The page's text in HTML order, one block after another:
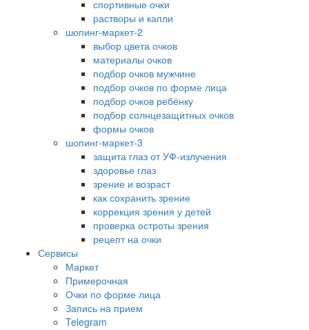
спортивные очки
растворы и капли
шопинг-маркет-2
выбор цвета очков
материалы очков
подбор очков мужчине
подбор очков по форме лица
подбор очков ребёнку
подбор солнцезащитных очков
формы очков
шопинг-маркет-3
защита глаз от УФ-излучения
здоровье глаз
зрение и возраст
как сохранить зрение
коррекция зрения у детей
проверка остроты зрения
рецепт на очки
Сервисы
Маркет
Примерочная
Очки по форме лица
Запись на прием
Telegram